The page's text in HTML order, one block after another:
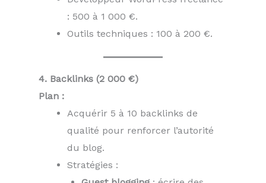
: 500 à 1 000 €.
Outils techniques : 100 à 200 €.
4. Backlinks (2 000 €)
Plan :
Acquérir 5 à 10 backlinks de
qualité pour renforcer l’autorité
du blog.
Stratégies :